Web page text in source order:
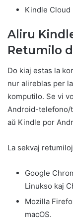
Kindle Cloud
Aliru
Retumilo
Do kiaj estas la
nur alireblas per
komputilo. Se vi
Android-telefono/
aŭ Kindle por
La sekvaj
Google
Linukso kaj
Mozilla
macOS.